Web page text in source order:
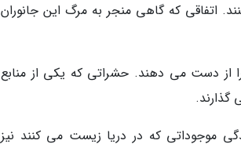
اتفاقی که گاهی منجر به مرگ این جانوران
از دست می دهند. حشراتی که یکی از منابع
گذارند.
موجوداتی که در دریا زیست می کنند نیز